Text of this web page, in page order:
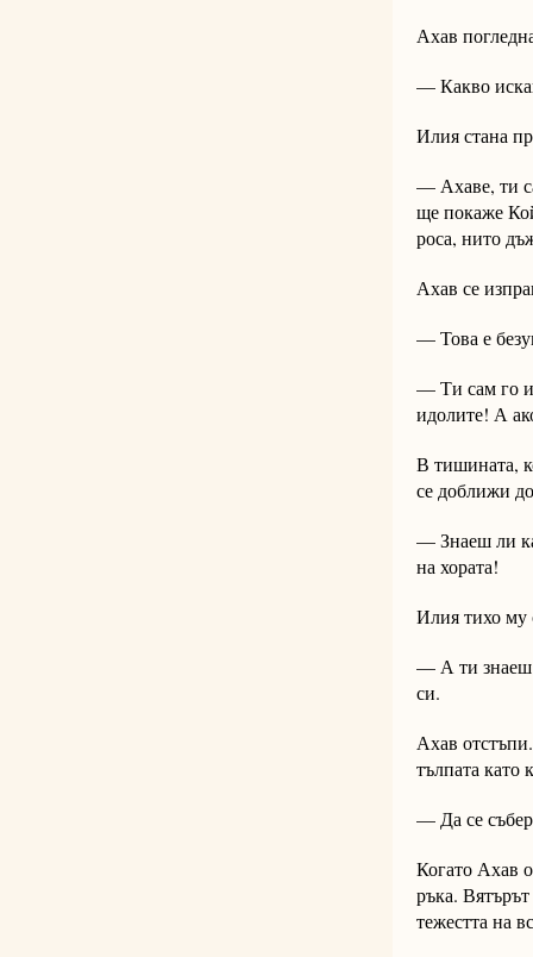
Ахав
— Какво
Илия стана
— Ахаве, ти
ще покаже
роса, нито
Ахав се
— Това е
— Ти сам го
идолите! А
В тишината,
се доближи
— Знаеш ли
на хората!
Илия тихо му
— А ти знаеш
си.
Ахав
тълпата като
— Да се
Когато Ахав
ръка.
тежестта на